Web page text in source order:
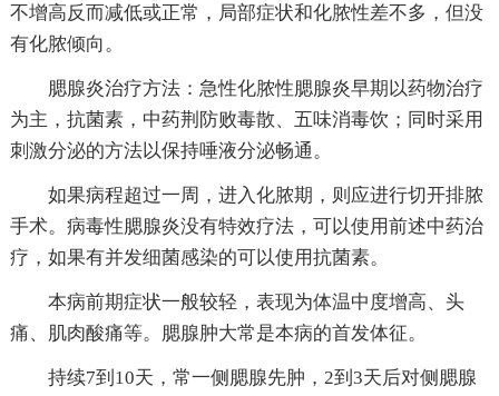
不增高反而减低或正常，局部症状和化脓性差不多，但没
有化脓倾向。
腮腺炎治疗方法：急性化脓性腮腺炎早期以药物治疗
为主，抗菌素，中药荆防败毒散、五味消毒饮；同时采用
刺激分泌的方法以保持唾液分泌畅通。
如果病程超过一周，进入化脓期，则应进行切开排脓
手术。病毒性腮腺炎没有特效疗法，可以使用前述中药治
疗，如果有并发细菌感染的可以使用抗菌素。
本病前期症状一般较轻，表现为体温中度增高、头
痛、肌肉酸痛等。腮腺肿大常是本病的首发体征。
持续7到10天，常一侧腮腺先肿，2到3天后对侧腮腺